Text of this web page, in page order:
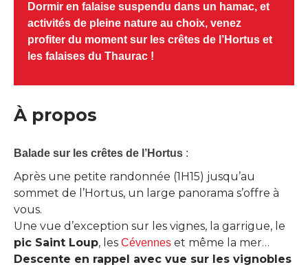
Dormir en falaise suspendu dans un hamac, et
activités de pleine nature au choix, venez
profiter du moment sur les crêtes de l’Hortus et
les falaises du Thaurac !
À propos
Balade sur les crêtes de l’Hortus :
Après une petite randonnée (1H15) jusqu’au
sommet de l’Hortus, un large panorama s’offre à
vous.
Une vue d’exception sur les vignes, la garrigue, le
pic Saint Loup, les Cévennes et même la mer…
Descente en rappel avec vue sur les vignobles